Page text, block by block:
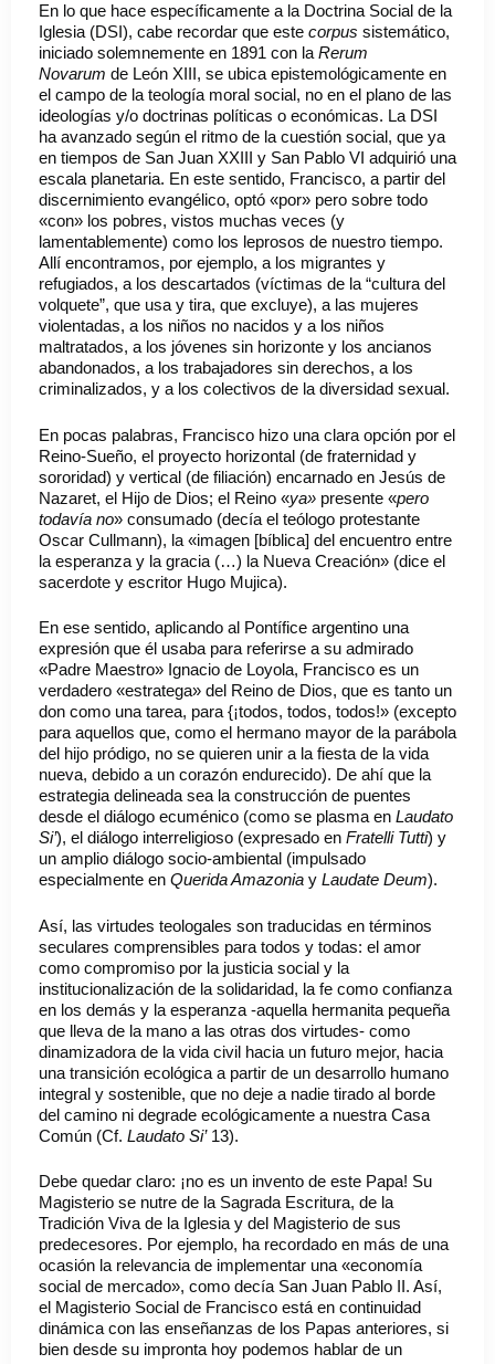
En lo que hace específicamente a la Doctrina Social de la
Iglesia (DSI), cabe recordar que este corpus sistemático,
iniciado solemnemente en 1891 con la Rerum
Novarum de León XIII, se ubica epistemológicamente en
el campo de la teología moral social, no en el plano de las
ideologías y/o doctrinas políticas o económicas. La DSI
ha avanzado según el ritmo de la cuestión social, que ya
en tiempos de San Juan XXIII y San Pablo VI adquirió una
escala planetaria. En este sentido, Francisco, a partir del
discernimiento evangélico, optó «por» pero sobre todo
«con» los pobres, vistos muchas veces (y
lamentablemente) como los leprosos de nuestro tiempo.
Allí encontramos, por ejemplo, a los migrantes y
refugiados, a los descartados (víctimas de la “cultura del
volquete”, que usa y tira, que excluye), a las mujeres
violentadas, a los niños no nacidos y a los niños
maltratados, a los jóvenes sin horizonte y los ancianos
abandonados, a los trabajadores sin derechos, a los
criminalizados, y a los colectivos de la diversidad sexual.
En pocas palabras, Francisco hizo una clara opción por el
Reino-Sueño, el proyecto horizontal (de fraternidad y
sororidad) y vertical (de filiación) encarnado en Jesús de
Nazaret, el Hijo de Dios; el Reino «ya» presente «pero
todavía no» consumado (decía el teólogo protestante
Oscar Cullmann), la «imagen [bíblica] del encuentro entre
la esperanza y la gracia (…) la Nueva Creación» (dice el
sacerdote y escritor Hugo Mujica).
En ese sentido, aplicando al Pontífice argentino una
expresión que él usaba para referirse a su admirado
«Padre Maestro» Ignacio de Loyola, Francisco es un
verdadero «estratega» del Reino de Dios, que es tanto un
don como una tarea, para {¡todos, todos, todos!» (excepto
para aquellos que, como el hermano mayor de la parábola
del hijo pródigo, no se quieren unir a la fiesta de la vida
nueva, debido a un corazón endurecido). De ahí que la
estrategia delineada sea la construcción de puentes
desde el diálogo ecuménico (como se plasma en Laudato
Si’), el diálogo interreligioso (expresado en Fratelli Tutti) y
un amplio diálogo socio-ambiental (impulsado
especialmente en Querida Amazonia y Laudate Deum).
Así, las virtudes teologales son traducidas en términos
seculares comprensibles para todos y todas: el amor
como compromiso por la justicia social y la
institucionalización de la solidaridad, la fe como confianza
en los demás y la esperanza -aquella hermanita pequeña
que lleva de la mano a las otras dos virtudes- como
dinamizadora de la vida civil hacia un futuro mejor, hacia
una transición ecológica a partir de un desarrollo humano
integral y sostenible, que no deje a nadie tirado al borde
del camino ni degrade ecológicamente a nuestra Casa
Común (Cf. Laudato Si’13).
Debe quedar claro: ¡no es un invento de este Papa! Su
Magisterio se nutre de la Sagrada Escritura, de la
Tradición Viva de la Iglesia y del Magisterio de sus
predecesores. Por ejemplo, ha recordado en más de una
ocasión la relevancia de implementar una «economía
social de mercado», como decía San Juan Pablo II. Así,
el Magisterio Social de Francisco está en continuidad
dinámica con las enseñanzas de los Papas anteriores, si
bien desde su impronta hoy podemos hablar de un